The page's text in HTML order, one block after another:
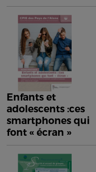
Enfants et
adolescents :ces
smartphones qui
font « écran »